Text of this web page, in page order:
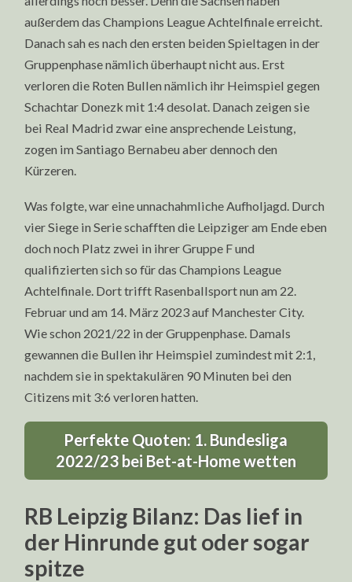
außerdem das Champions League Achtelfinale erreicht.
Danach sah es nach den ersten beiden Spieltagen in der
Gruppenphase nämlich überhaupt nicht aus. Erst
verloren die Roten Bullen nämlich ihr Heimspiel gegen
Schachtar Donezk mit 1:4 desolat. Danach zeigen sie
bei Real Madrid zwar eine ansprechende Leistung,
zogen im Santiago Bernabeu aber dennoch den
Kürzeren.
Was folgte, war eine unnachahmliche Aufholjagd. Durch
vier Siege in Serie schafften die Leipziger am Ende eben
doch noch Platz zwei in ihrer Gruppe F und
qualifizierten sich so für das Champions League
Achtelfinale. Dort trifft Rasenballsport nun am 22.
Februar und am 14. März 2023 auf Manchester City.
Wie schon 2021/22 in der Gruppenphase. Damals
gewannen die Bullen ihr Heimspiel zumindest mit 2:1,
nachdem sie in spektakulären 90 Minuten bei den
Citizens mit 3:6 verloren hatten.
Perfekte Quoten: 1. Bundesliga
2022/23 bei Bet-at-Home wetten
RB Leipzig Bilanz: Das lief in
der Hinrunde gut oder sogar
spitze